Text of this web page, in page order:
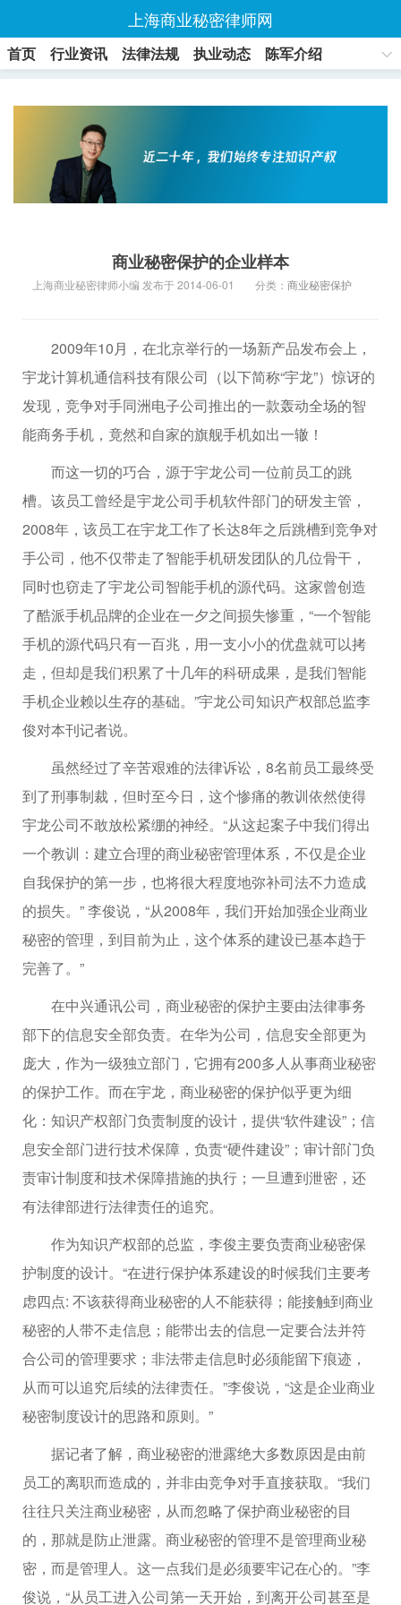
上海商业秘密律师网
首页 行业资讯 法律法规 执业动态
陈军介绍
商业秘密保护的企业样本
上海商业秘密律师小编 发布于 2014-06-01 分类： 商业秘密保护
2009年10月，在北京举行的一场新产品发布会上，
宇龙计算机通信科技有限公司（以下简称“宇龙”）惊讶的
发现，竞争对手同洲电子公司推出的一款轰动全场的智
能商务手机，竟然和自家的旗舰手机如出一辙！
而这一切的巧合，源于宇龙公司一位前员工的跳
槽。该员工曾经是宇龙公司手机软件部门的研发主管，
2008年，该员工在宇龙工作了长达8年之后跳槽到竞争对
手公司，他不仅带走了智能手机研发团队的几位骨干，
同时也窃走了宇龙公司智能手机的源代码。这家曾创造
了酷派手机品牌的企业在一夕之间损失惨重，“一个智能
手机的源代码只有一百兆，用一支小小的优盘就可以拷
走，但却是我们积累了十几年的科研成果，是我们智能
手机企业赖以生存的基础。”宇龙公司知识产权部总监李
俊对本刊记者说。
虽然经过了辛苦艰难的法律诉讼，8名前员工最终受
到了刑事制裁，但时至今日，这个惨痛的教训依然使得
宇龙公司不敢放松紧绷的神经。“从这起案子中我们得出
一个教训：建立合理的商业秘密管理体系，不仅是企业
自我保护的第一步，也将很大程度地弥补司法不力造成
的损失。” 李俊说，“从2008年，我们开始加强企业商业
秘密的管理，到目前为止，这个体系的建设已基本趋于
完善了。”
在中兴通讯公司，商业秘密的保护主要由法律事务
部下的信息安全部负责。在华为公司，信息安全部更为
庞大，作为一级独立部门，它拥有200多人从事商业秘密
的保护工作。而在宇龙，商业秘密的保护似乎更为细
化：知识产权部门负责制度的设计，提供“软件建设”；信
息安全部门进行技术保障，负责“硬件建设”；审计部门负
责审计制度和技术保障措施的执行；一旦遭到泄密，还
有法律部进行法律责任的追究。
作为知识产权部的总监，李俊主要负责商业秘密保
护制度的设计。“在进行保护体系建设的时候我们主要考
虑四点: 不该获得商业秘密的人不能获得；能接触到商业
秘密的人带不走信息；能带出去的信息一定要合法并符
合公司的管理要求；非法带走信息时必须能留下痕迹，
从而可以追究后续的法律责任。”李俊说，“这是企业商业
秘密制度设计的思路和原则。”
据记者了解，商业秘密的泄露绝大多数原因是由前
员工的离职而造成的，并非由竞争对手直接获取。“我们
往往只关注商业秘密，从而忽略了保护商业秘密的目
的，那就是防止泄露。商业秘密的管理不是管理商业秘
密，而是管理人。这一点我们是必须要牢记在心的。”李
俊说，“从员工进入公司第一天开始，到离开公司甚至是